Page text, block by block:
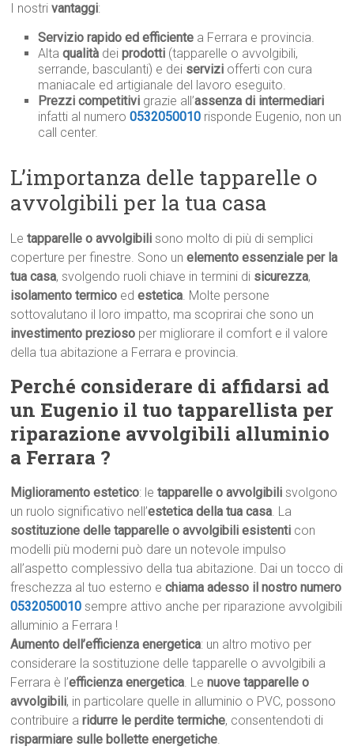
I nostrivantaggi:
Servizio rapido ed efficiente a Ferrara e provincia.
Altaqualità deiprodotti (tapparelle o avvolgibili,
serrande, basculanti) e dei servizi offerti con cura
maniacale ed artigianale del lavoro eseguito.
Prezzi competitivi grazie all’assenza di intermediari
infatti al numero0532050010 risponde Eugenio, non un
call center.
L’importanza delle tapparelle o
avvolgibili per la tua casa
Letapparelle o avvolgibili sono molto di più di semplici
coperture per finestre. Sono unelemento essenziale per la
tua casa, svolgendo ruoli chiave in termini di sicurezza,
isolamento termico edestetica. Molte persone
sottovalutano il loro impatto, ma scoprirai che sono un
investimento prezioso per migliorare il comfort e il valore
della tua abitazione a Ferrara e provincia.
Perché considerare di affidarsi ad
un Eugenio il tuo tapparellista per
riparazione avvolgibili alluminio
a Ferrara ?
Miglioramento estetico: letapparelle o avvolgibili svolgono
un ruolo significativo nell’estetica della tua casa. La
sostituzione delle tapparelle o avvolgibili esistenti con
modelli più moderni può dare un notevole impulso
all’aspetto complessivo della tua abitazione. Dai un tocco di
freschezza al tuo esterno echiama adesso il nostro numero
0532050010 sempre attivo anche per riparazione avvolgibili
alluminio a Ferrara !
Aumento dell’efficienza energetica: un altro motivo per
considerare la sostituzione delle tapparelle o avvolgibili a
Ferrara è l’efficienza energetica. Lenuove tapparelle o
avvolgibili, in particolare quelle in alluminio o PVC, possono
contribuire aridurre le perdite termiche, consentendoti di
risparmiare sulle bollette energetiche.